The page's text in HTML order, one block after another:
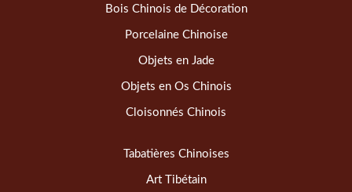
Bois Chinois de Décoration
Porcelaine Chinoise
Objets en Jade
Objets en Os Chinois
Cloisonnés Chinois
Tabatières Chinoises
Art Tibétain